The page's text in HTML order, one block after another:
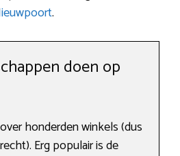
.
doen op
honderden winkels (dus
Erg populair is de